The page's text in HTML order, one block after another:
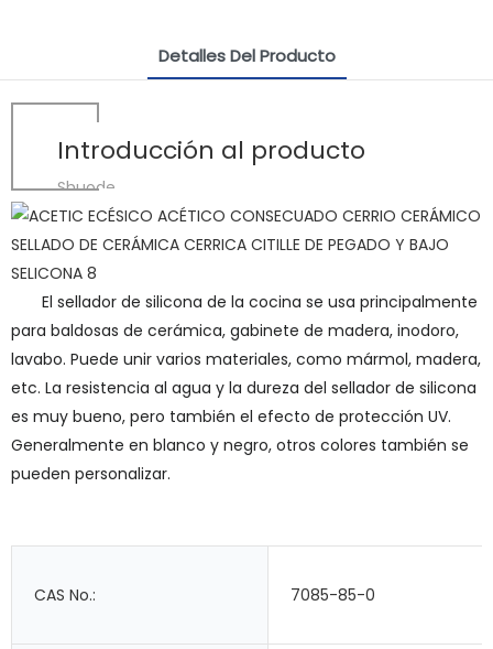
Detalles Del Producto
Introducción al producto
Shuode
El sellador de silicona de la cocina se usa principalmente
para baldosas de cerámica, gabinete de madera, inodoro,
lavabo. Puede unir varios materiales, como mármol, madera,
etc. La resistencia al agua y la dureza del sellador de silicona
es muy bueno, pero también el efecto de protección UV.
Generalmente en blanco y negro, otros colores también se
pueden personalizar.
CAS No.: 7085-85-0